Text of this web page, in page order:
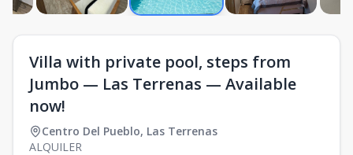
Villa with private pool, steps from
Jumbo — Las Terrenas — Available
now!
Centro Del Pueblo, Las Terrenas
ALQUILER